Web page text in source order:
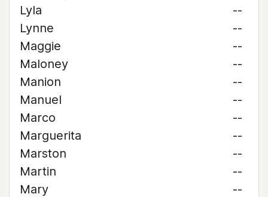
Lyla
--
Lynne
--
Maggie
--
Maloney
--
Manion
--
Manuel
--
Marco
--
Marguerita
--
Marston
--
Martin
--
Mary
--